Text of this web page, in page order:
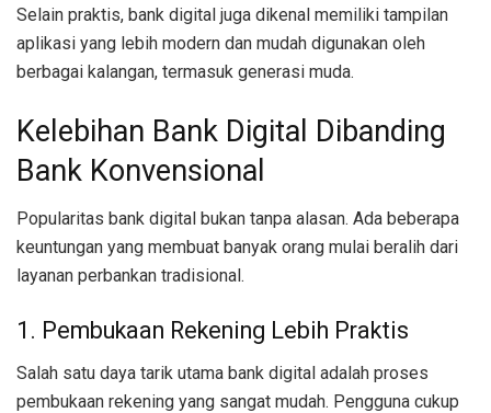
Selain praktis, bank digital juga dikenal memiliki tampilan
aplikasi yang lebih modern dan mudah digunakan oleh
berbagai kalangan, termasuk generasi muda.
Kelebihan Bank Digital Dibanding
Bank Konvensional
Popularitas bank digital bukan tanpa alasan. Ada beberapa
keuntungan yang membuat banyak orang mulai beralih dari
layanan perbankan tradisional.
1. Pembukaan Rekening Lebih Praktis
Salah satu daya tarik utama bank digital adalah proses
pembukaan rekening yang sangat mudah. Pengguna cukup